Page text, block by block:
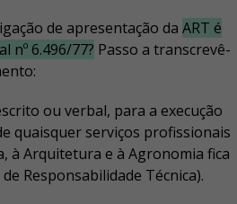
de apresentação da ART é
nº 6.496/77? Passo a transcrevê-
ou verbal, para a execução
quaisquer serviços profissionais
à Arquitetura e à Agronomia fica
Responsabilidade Técnica).